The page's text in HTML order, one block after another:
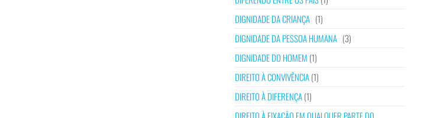
DIGNIDADE DA CRIANÇA (1)
DIGNIDADE DA PESSOA HUMANA (3)
DIGNIDADE DO HOMEM (1)
DIREITO À CONVIVÊNCIA(1)
DIREITO À DIFERENÇA(1)